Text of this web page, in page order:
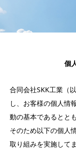
個
合同会社SKK工業（
し、お客様の個人情
動の基本であるとと
そのため以下の個人
取り組みを実施して